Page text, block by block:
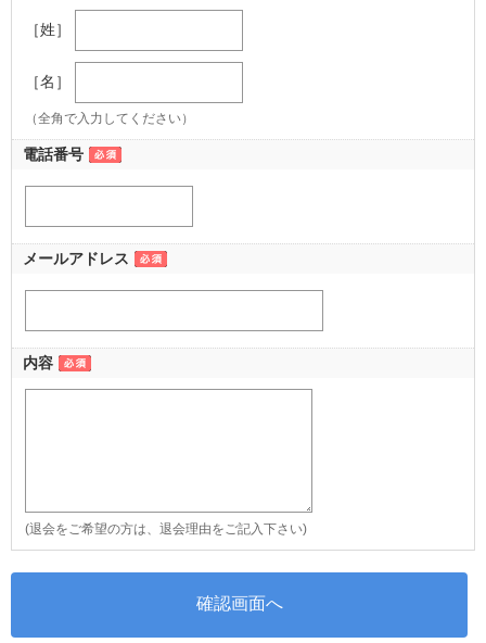
［姓］
［名］
（全角で入力してください）
電話番号
メールアドレス
内容
(退会をご希望の方は、退会理由をご記入下さい)